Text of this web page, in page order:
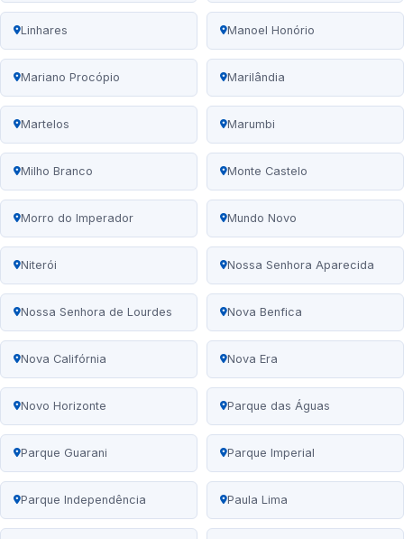
Linhares Manoel Honório
Mariano Procópio Marilândia
Martelos Marumbi
Milho Branco Monte Castelo
Morro do Imperador Mundo Novo
Niterói Nossa Senhora Aparecida
Nossa Senhora de Lourdes Nova Benfica
Nova Califórnia Nova Era
Novo Horizonte Parque das Águas
Parque Guarani Parque Imperial
Parque Independência Paula Lima